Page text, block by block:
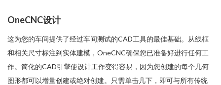
OneCNC设计
这为您的车间提供了经过车间测试的CAD工具的最佳基础。从线框
和相关尺寸标注到实体建模，OneCNC确保您已准备好进行任何工
作。简化的CAD引擎使设计工作变得容易，因为您创建的每个几何
图形都可以增量创建或绝对创建。只需单击几下，即可与所有传统